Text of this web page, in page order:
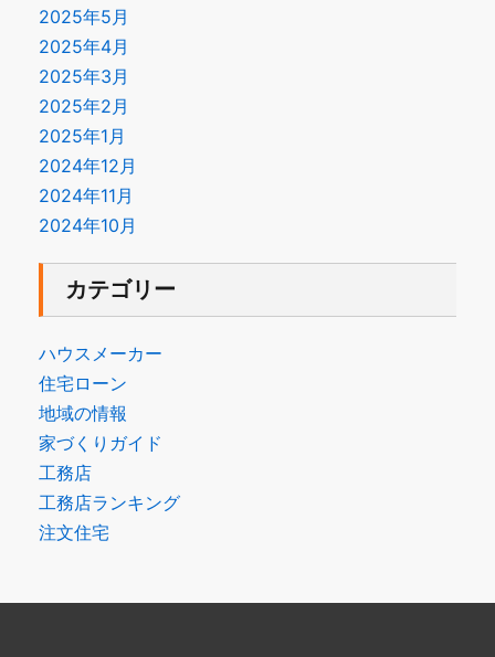
2025年5月
2025年4月
2025年3月
2025年2月
2025年1月
2024年12月
2024年11月
2024年10月
カテゴリー
ハウスメーカー
住宅ローン
地域の情報
家づくりガイド
工務店
工務店ランキング
注文住宅